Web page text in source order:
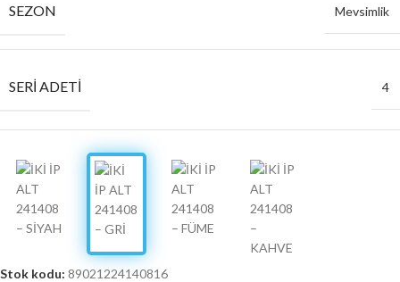
SEZON Mevsimlik
SERI ADETI 4
Stok kodu: 89021224140816